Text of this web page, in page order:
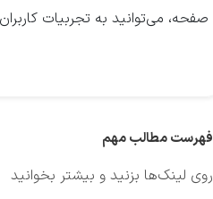
صفحه، می‌توانید به تجربیات
فهرست مطالب مهم
روی لینک‌ها بزنید و بیشتر بخوانید